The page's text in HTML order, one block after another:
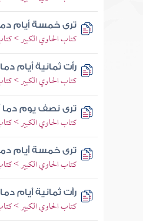
ترى خمسة أيام
كتاب الحاوي الكبير >
رأت ثمانية أيام
كتاب الحاوي الكبير >
ترى نصف يوم دما
كتاب الحاوي الكبير >
ترى خمسة أيام
كتاب الحاوي الكبير >
رأت ثمانية أيام
كتاب الحاوي الكبير >